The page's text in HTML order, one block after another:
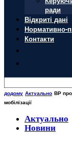
ради
Відкриті дані
Нормативно-
Контакти
додому Актуально ВР
мобілізації
Актуально
Новини